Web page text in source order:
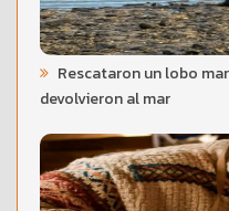
Rescataron un lobo
devolvieron al mar